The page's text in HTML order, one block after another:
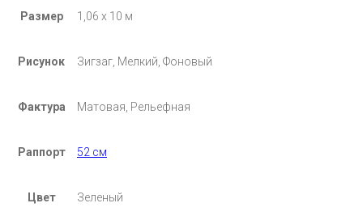
Размер 1,06 х 10 м
Рисунок Зигзаг, Мелкий, Фоновый
Фактура Матовая, Рельефная
Раппорт 52 см
Цвет Зеленый